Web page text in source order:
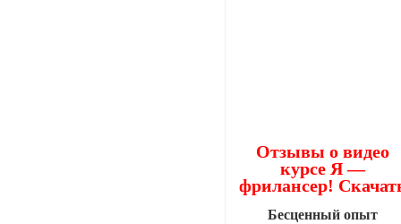
Отзывы о видео
курсе Я —
фрилансер!
Бесценный опыт